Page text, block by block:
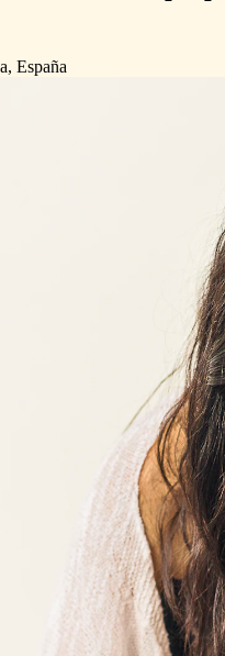
España